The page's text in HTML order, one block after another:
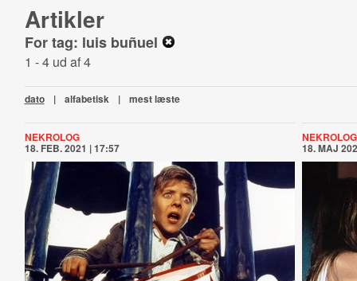
Artikler
For tag: luis buñuel
1 - 4 ud af 4
dato | alfabetisk | mest læste
NEKROLOG
18. FEB. 2021 | 17:57
NEKROLOG
18. MAJ